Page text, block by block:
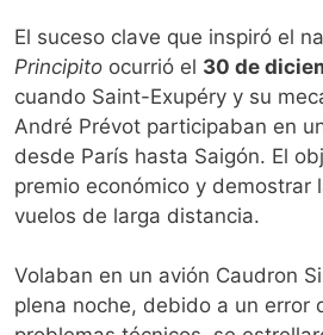
El suceso clave que inspiró el
Principito ocurrió el 30 de
cuando Saint-Exupéry y su
André Prévot participaban en
desde París hasta Saigón. El
premio económico y demostrar
vuelos de larga distancia.
Volaban en un avión Caudron
plena noche, debido a un error